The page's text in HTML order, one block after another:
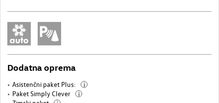
Dodatna oprema
Asistenčni paket Plus: i
Paket Simply Clever i